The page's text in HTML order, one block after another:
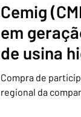
Cemig
em
de usina
Gerais
Compra de
regional da